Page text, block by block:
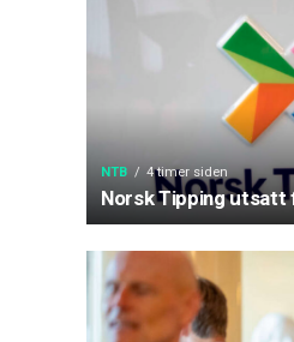
NTB 4 timer siden
Norsk Tipping